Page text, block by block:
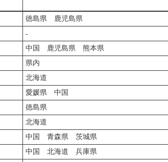
徳島県 鹿児島県
‐
中国 鹿児島県 熊本県
県内
北海道
愛媛県 中国
徳島県
北海道
中国 青森県 茨城県
中国 北海道 兵庫県